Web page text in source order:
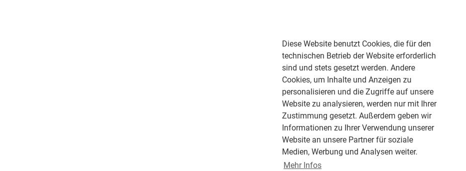
Diese Website benutzt Cookies, die für den
technischen Betrieb der Website erforderlich
sind und stets gesetzt werden. Andere
Cookies, um Inhalte und Anzeigen zu
personalisieren und die Zugriffe auf unsere
Website zu analysieren, werden nur mit Ihrer
Zustimmung gesetzt. Außerdem geben wir
Informationen zu Ihrer Verwendung unserer
Website an unsere Partner für soziale
Medien, Werbung und Analysen weiter.
Mehr Infos